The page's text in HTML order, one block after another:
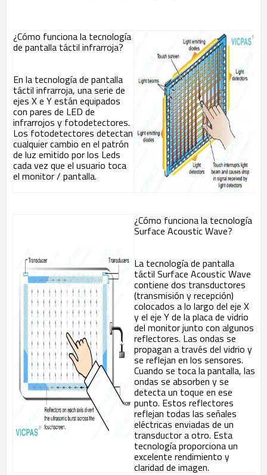
¿Cómo funciona la tecnología
de pantalla táctil infrarroja?
En la tecnología de pantalla
táctil infrarroja, una serie de
ejes X e Y están equipados
con pares de LED de
infrarrojos y fotodetectores.
Los fotodetectores detectan
cualquier cambio en el patrón
de luz emitido por los Leds
cada vez que el usuario toca
el monitor / pantalla.
¿Cómo funciona la tecnología
Surface Acoustic Wave?
La tecnología de pantalla
táctil Surface Acoustic Wave
contiene dos transductores
(transmisión y recepción)
colocados a lo largo del eje X
y el eje Y de la placa de vidrio
del monitor junto con algunos
reflectores. Las ondas se
propagan a través del vidrio y
se reflejan en los sensores.
Cuando se toca la pantalla, las
ondas se absorben y se
detecta un toque en ese
punto. Estos reflectores
reflejan todas las señales
eléctricas enviadas de un
transductor a otro. Esta
tecnología proporciona un
excelente rendimiento y
claridad de imagen.